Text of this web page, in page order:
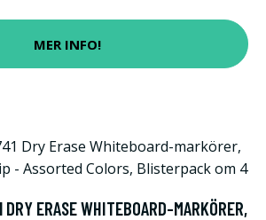
MER INFO!
ERASE WHITEBOARD-MARKÖRER,